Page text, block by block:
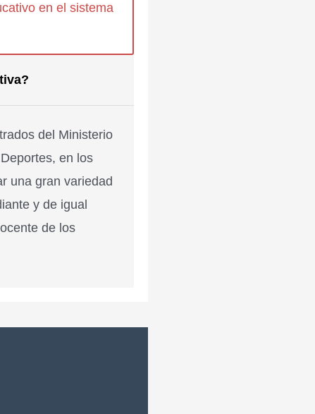
en el sistema
del Ministerio
en los
una gran variedad
y de igual
de los